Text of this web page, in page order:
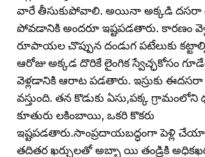
వారే తీసుకుపోవాలి. అయినా అక్కడి దసరా
పోవడానికి అందరూ ఇష్టపడతారు. కారణం
రూపాయల చొప్పున దండుగ పటేలుకు
ఆరోజు అక్కడ దొరికే లైంగిక స్వేచ్ఛకోసం
వెళ్లడానికి ఆరాట పడతారు. ఇస్రుకు ఈదసరా
వస్తుంది. తన కొడుకు ఏసు,పక్క
కూతురు లకింబాయి, ఒకరి కొకరు
ఇష్టపడతారు.సాంప్రదాయబద్ధంగా పెళ్లి
తదితర ఖర్చులతో అబ్బా యి తండ్రికి